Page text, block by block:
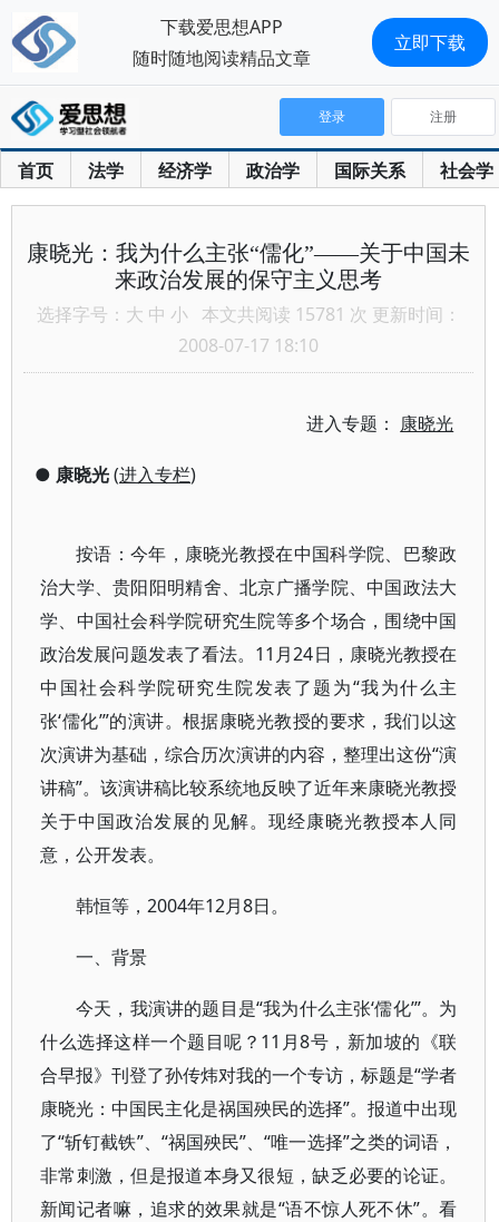
首页 法学 经济学 政治学 国际关系 社会学
登录 注册
康晓光：我为什么主张“儒化”——关于中国未
来政治发展的保守主义思考
选择字号： 大 中 小 本文共阅读 15781 次 更新时间：
2008-07-17 18:10
进入专题： 康晓光
● 康晓光(进入专栏)
按语：今年，康晓光教授在中国科学院、巴黎政
治大学、贵阳阳明精舍、北京广播学院、中国政法大
学、中国社会科学院研究生院等多个场合，围绕中国
政治发展问题发表了看法。11月24日，康晓光教授在
中国社会科学院研究生院发表了题为“我为什么主
张‘儒化’”的演讲。根据康晓光教授的要求，我们以这
次演讲为基础，综合历次演讲的内容，整理出这份“演
讲稿”。该演讲稿比较系统地反映了近年来康晓光教授
关于中国政治发展的见解。现经康晓光教授本人同
意，公开发表。
韩恒等，2004年12月8日。
一、背景
今天，我演讲的题目是“我为什么主张‘儒化’”。为
什么选择这样一个题目呢？11月8号，新加坡的《联
合早报》刊登了孙传炜对我的一个专访，标题是“学者
康晓光：中国民主化是祸国殃民的选择”。报道中出现
了“斩钉截铁”、“祸国殃民”、“唯一选择”之类的词语，
非常刺激，但是报道本身又很短，缺乏必要的论证。
新闻记者嘛，追求的效果就是“语不惊人死不休”。看
下载爱思想APP
随时随地阅读精品文章
立即下载